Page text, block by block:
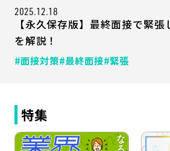
2025.12.18
【永久保存版】最終面接で緊張
を解説！
#面接対策#最終面接#緊張
特集